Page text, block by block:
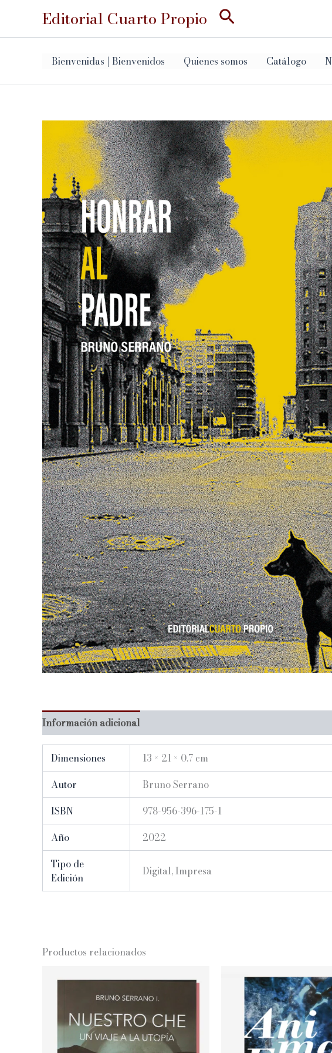
contenido
Editorial Cuarto Propio Buscar
Bienvenidas | Bienvenidos Quienes somos Catálogo
Información adicional
Dimensiones
13 × 21 × 0.7 cm
Autor
Bruno Serrano
ISBN
978-956-396-175-1
Año
2022
Tipo de
Edición
Digital, Impresa
Productos relacionados